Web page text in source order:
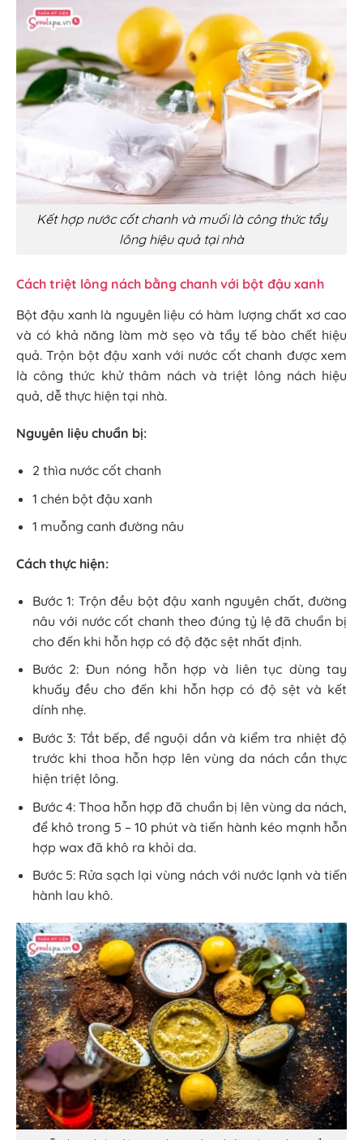
Kết hợp nước cốt chanh và muối là công thức tẩy
lông hiệu quả tại nhà
Cách triệt lông nách bằng chanh với bột đậu xanh
Bột đậu xanh là nguyên liệu có hàm lượng chất xơ cao
và có khả năng làm mờ sẹo và tẩy tế bào chết hiệu
quả. Trộn bột đậu xanh với nước cốt chanh được xem
là công thức khử thâm nách và triệt lông nách hiệu
quả, dễ thực hiện tại nhà.
Nguyên liệu chuẩn bị:
2 thìa nước cốt chanh
1 chén bột đậu xanh
1 muỗng canh đường nâu
Cách thực hiện:
Bước 1: Trộn đều bột đậu xanh nguyên chất, đường
nâu với nước cốt chanh theo đúng tỷ lệ đã chuẩn bị
cho đến khi hỗn hợp có độ đặc sệt nhất định.
Bước 2: Đun nóng hỗn hợp và liên tục dùng tay
khuấy đều cho đến khi hỗn hợp có độ sệt và kết
dính nhẹ.
Bước 3: Tắt bếp, để nguội dần và kiểm tra nhiệt độ
trước khi thoa hỗn hợp lên vùng da nách cần thực
hiện triệt lông.
Bước 4: Thoa hỗn hợp đã chuẩn bị lên vùng da nách,
để khô trong 5 – 10 phút và tiến hành kéo mạnh hỗn
hợp wax đã khô ra khỏi da.
Bước 5: Rửa sạch lại vùng nách với nước lạnh và tiến
hành lau khô.